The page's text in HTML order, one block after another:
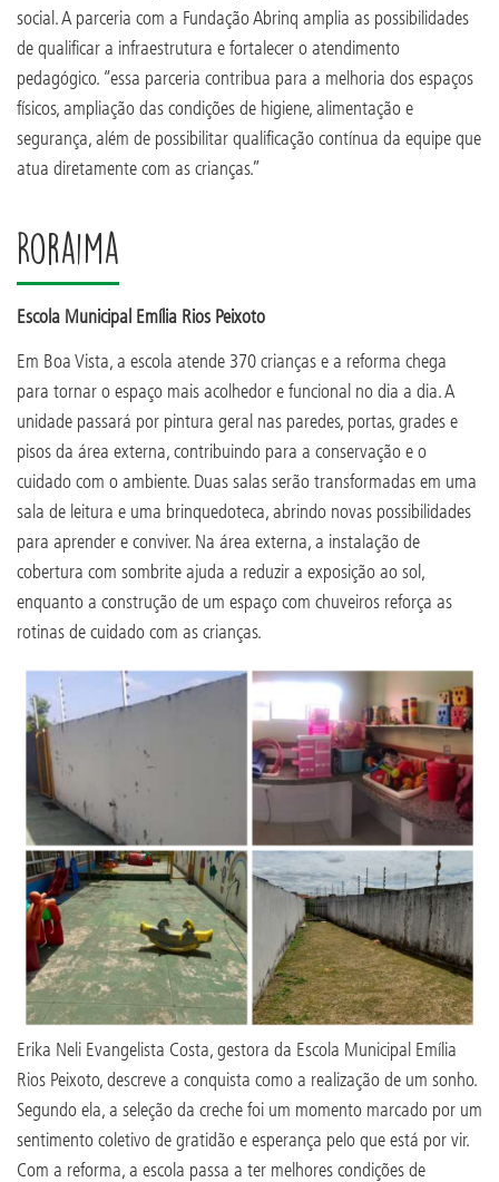
social. A parceria com a Fundação Abrinq amplia as possibilidades
de qualificar a infraestrutura e fortalecer o atendimento
pedagógico. “essa parceria contribua para a melhoria dos espaços
físicos, ampliação das condições de higiene, alimentação e
segurança, além de possibilitar qualificação contínua da equipe que
atua diretamente com as crianças.”
Roraima
Escola Municipal Emília Rios Peixoto
Em Boa Vista, a escola atende 370 crianças e a reforma chega
para tornar o espaço mais acolhedor e funcional no dia a dia. A
unidade passará por pintura geral nas paredes, portas, grades e
pisos da área externa, contribuindo para a conservação e o
cuidado com o ambiente. Duas salas serão transformadas em uma
sala de leitura e uma brinquedoteca, abrindo novas possibilidades
para aprender e conviver. Na área externa, a instalação de
cobertura com sombrite ajuda a reduzir a exposição ao sol,
enquanto a construção de um espaço com chuveiros reforça as
rotinas de cuidado com as crianças.
Erika Neli Evangelista Costa, gestora da Escola Municipal Emília
Rios Peixoto, descreve a conquista como a realização de um sonho.
Segundo ela, a seleção da creche foi um momento marcado por um
sentimento coletivo de gratidão e esperança pelo que está por vir.
Com a reforma, a escola passa a ter melhores condições de